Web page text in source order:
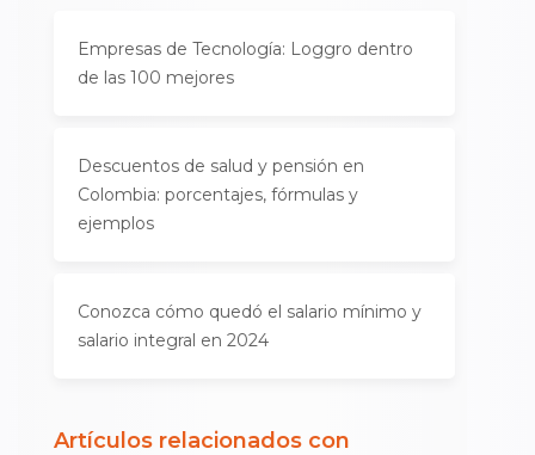
Empresas de Tecnología: Loggro dentro
de las 100 mejores
Descuentos de salud y pensión en
Colombia: porcentajes, fórmulas y
ejemplos
Conozca cómo quedó el salario mínimo y
salario integral en 2024
Artículos relacionados con